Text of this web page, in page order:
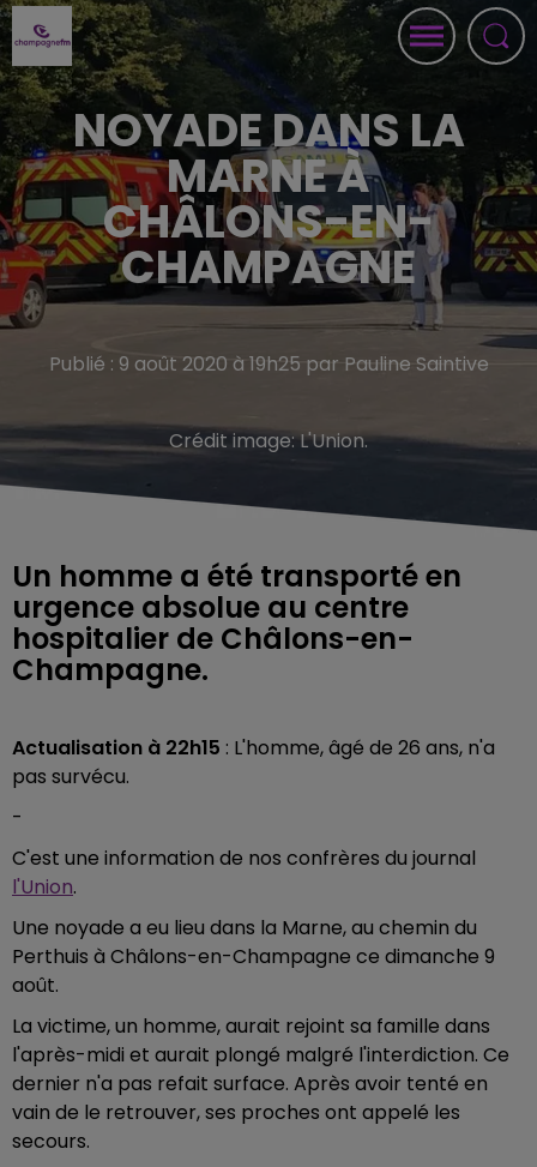
NOYADE DANS LA
MARNE À
CHÂLONS-EN-
CHAMPAGNE
Publié : 9 août 2020 à 19h25 par Pauline Saintive
Crédit image:L'Union.
Un homme a été transporté en
urgence absolue au centre
hospitalier de Châlons-en-
Champagne.
Actualisation à 22h15 : L'homme, âgé de 26 ans, n'a
pas survécu.
-
C'est une information de nos confrères du journal
l'Union.
Une noyade a eu lieu dans la Marne, au chemin du
Perthuis à Châlons-en-Champagne ce dimanche 9
août.
La victime, un homme, aurait rejoint sa famille dans
l'après-midi et aurait plongé malgré l'interdiction. Ce
dernier n'a pas refait surface. Après avoir tenté en
vain de le retrouver, ses proches ont appelé les
secours.